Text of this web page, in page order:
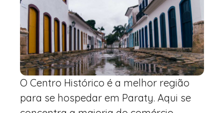
O Centro Histórico é a melhor região
para se hospedar em Paraty. Aqui se